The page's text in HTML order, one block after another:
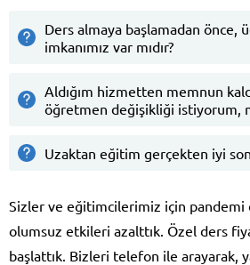
Ders almaya başlamadan önce,
imkanımız var mıdır?
Aldığım hizmetten memnun
öğretmen değişikliği istiyorum,
Uzaktan eğitim gerçekten iyi
Sizler ve eğitimcilerimiz için pandemi
olumsuz etkileri azalttık. Özel ders
başlattık. Bizleri telefon ile arayarak,